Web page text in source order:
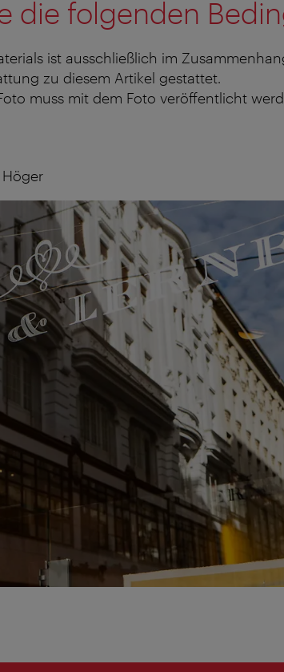
die folgenden
ist ausschließlich im
zu diesem Artikel gestattet.
muss mit dem Foto veröffentlicht